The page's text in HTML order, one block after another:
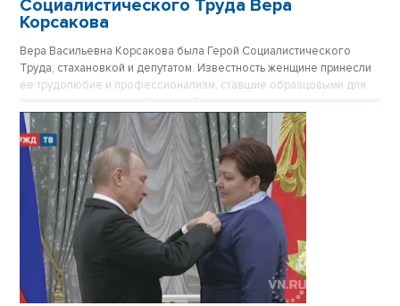
Социалистического Труда Вера
Корсакова
Вера Васильевна Корсакова была Герой Социалистического
Труда, стахановкой и депутатом. Известность женщине принесли
ее трудолюбие и профессионализм, ставшие образцовыми для
нескольких поклонений новосибирцев.